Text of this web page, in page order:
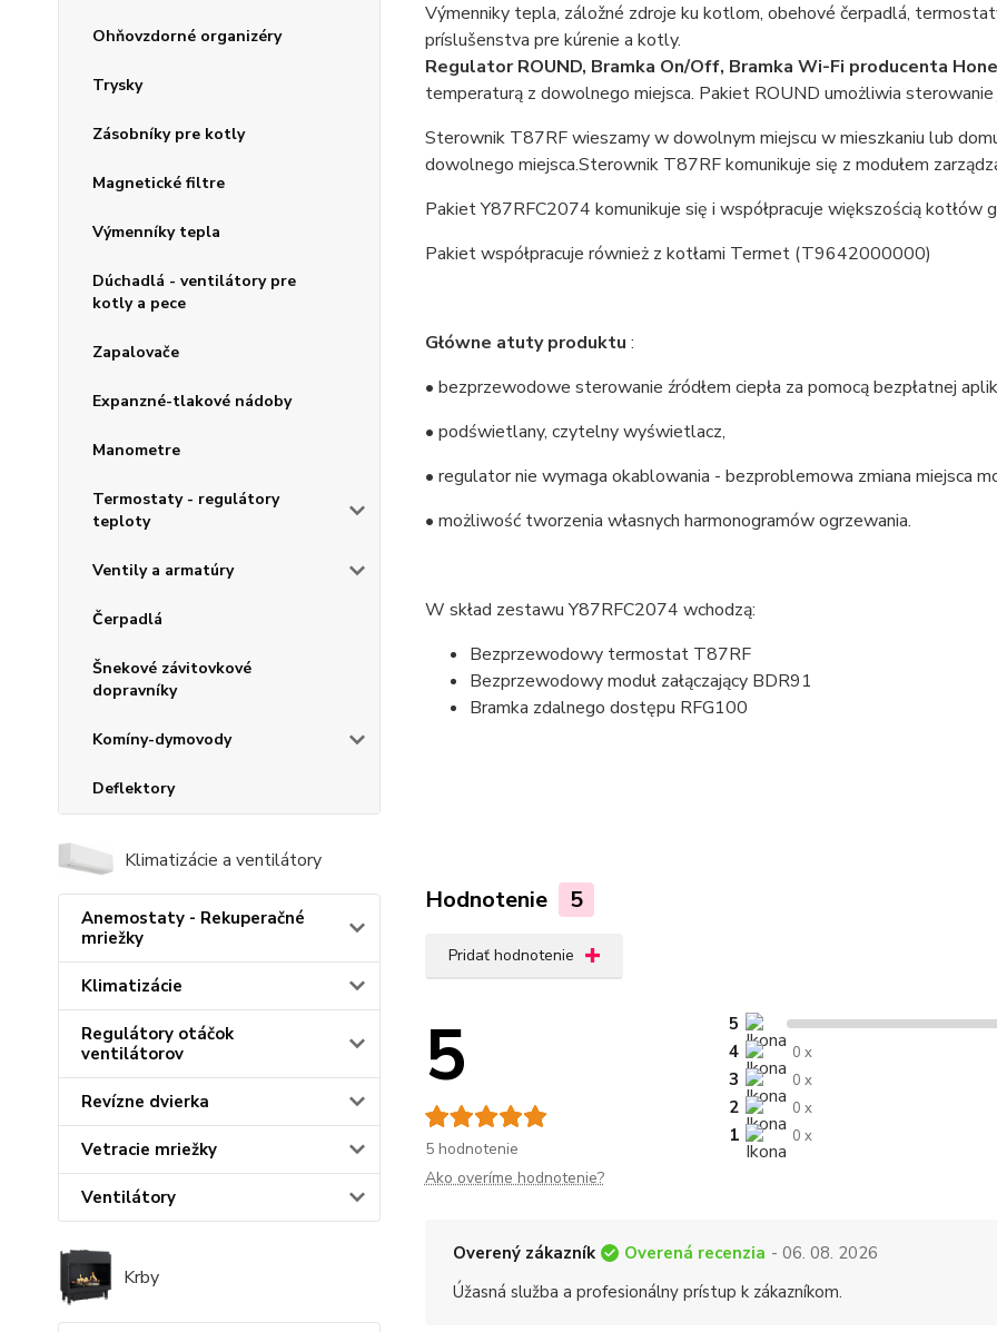
Ohňovzdorné organizéry
Trysky
Zásobníky pre kotly
Magnetické filtre
Výmenníky tepla
Dúchadlá - ventilátory pre
kotly a pece
Zapalovače
Expanzné-tlakové nádoby
Manometre
Termostaty - regulátory
teploty
Ventily a armatúry
Čerpadlá
Šnekové závitovkové
dopravníky
Komíny-dymovody
Deflektory
Klimatizácie a ventilátory
Anemostaty - Rekuperačné
mriežky
Klimatizácie
Regulátory otáčok
ventilátorov
Revízne dvierka
Vetracie mriežky
Ventilátory
Krby
Výmenniky tepla, záložné zdroje ku kotlom, obehové čerpadlá,
príslušenstva pre kúrenie a kotly.
Regulator ROUND, Bramka On/Off, Bramka Wi-Fi producenta
temperaturą z dowolnego miejsca. Pakiet ROUND umożliwia
Sterownik T87RF wieszamy w dowolnym miejscu w mieszkaniu lub
dowolnego miejsca.Sterownik T87RF komunikuje się z modułem
Pakiet Y87RFC2074 komunikuje się i współpracuje większością kotłów
Pakiet współpracuje również z kotłami Termet (T9642000000)
Główne atuty produktu :
• bezprzewodowe sterowanie źródłem ciepła za pomocą bezpłatnej
• podświetlany, czytelny wyświetlacz,
• regulator nie wymaga okablowania - bezproblemowa zmiana miejsca
• możliwość tworzenia własnych harmonogramów ogrzewania.
W skład zestawu Y87RFC2074 wchodzą:
Bezprzewodowy termostat T87RF
Bezprzewodowy moduł załączający BDR91
Bramka zdalnego dostępu RFG100
Hodnotenie 5
Pridať hodnotenie
5
5 hodnotenie
5
4
0 x
3 0 x
2 0 x
1 0 x
Ako overíme hodnotenie?
Overený zákazník Overená recenzia - 06. 08. 2026
Úžasná služba a profesionálny prístup k zákazníkom.